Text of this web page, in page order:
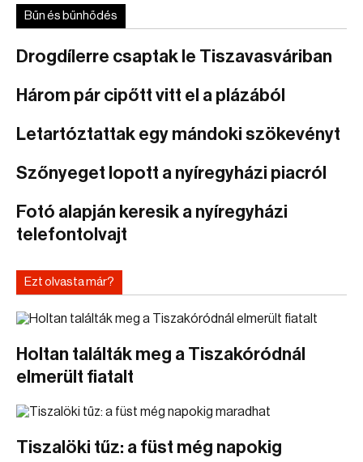
Bűn és bűnhődés
Drogdílerre csaptak le Tiszavasváriban
Három pár cipőtt vitt el a plázából
Letartóztattak egy mándoki szökevényt
Szőnyeget lopott a nyíregyházi piacról
Fotó alapján keresik a nyíregyházi
telefontolvajt
Ezt olvasta már?
Holtan találták meg a Tiszakóródnál
elmerült fiatalt
Tiszalöki tűz: a füst még napokig